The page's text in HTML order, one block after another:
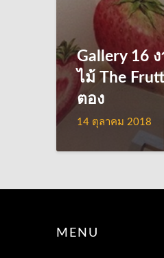
Gallery 16
ไม้ The
ตอง
14 ตุลาคม 2018
MENU